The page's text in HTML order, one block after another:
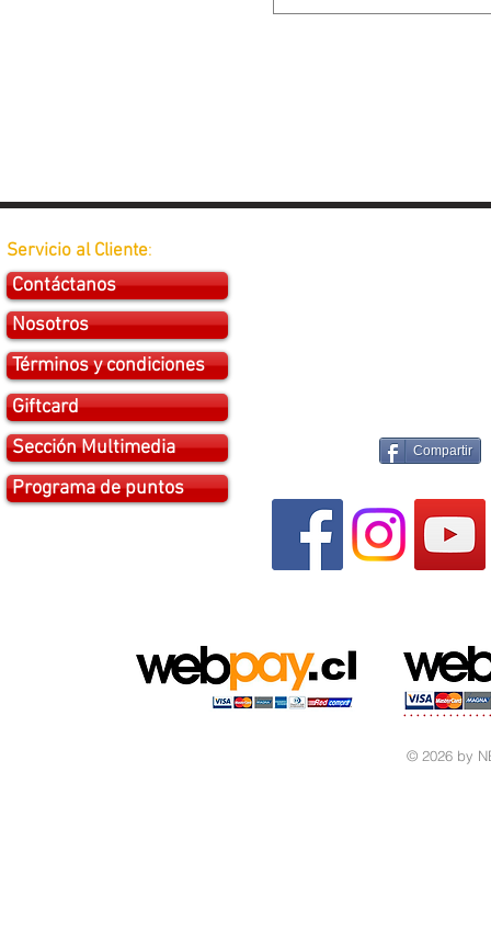
Servicio al Cliente:
Contáctanos
Nosotros
Términos y condiciones
Giftcard
Sección Multimedia
Programa de puntos
Compartir
© 2026 by